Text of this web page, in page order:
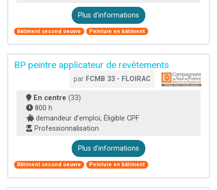
Plus d'informations
Bâtiment second oeuvre Peinture en bâtiment
BP peintre applicateur de revêtements
par FCMB 33 - FLOIRAC
En centre (33)
800 h
demandeur d’emploi, Éligible CPF
Professionnalisation
Plus d'informations
Bâtiment second oeuvre Peinture en bâtiment